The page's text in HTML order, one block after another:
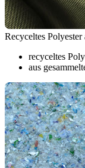
Recyceltes
recyceltes
aus